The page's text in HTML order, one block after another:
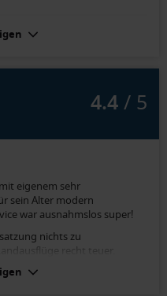
4.4/ 5
eigenem sehr
sein Alter modern
war ausnahmslos super!
nichts zu
recht teuer.